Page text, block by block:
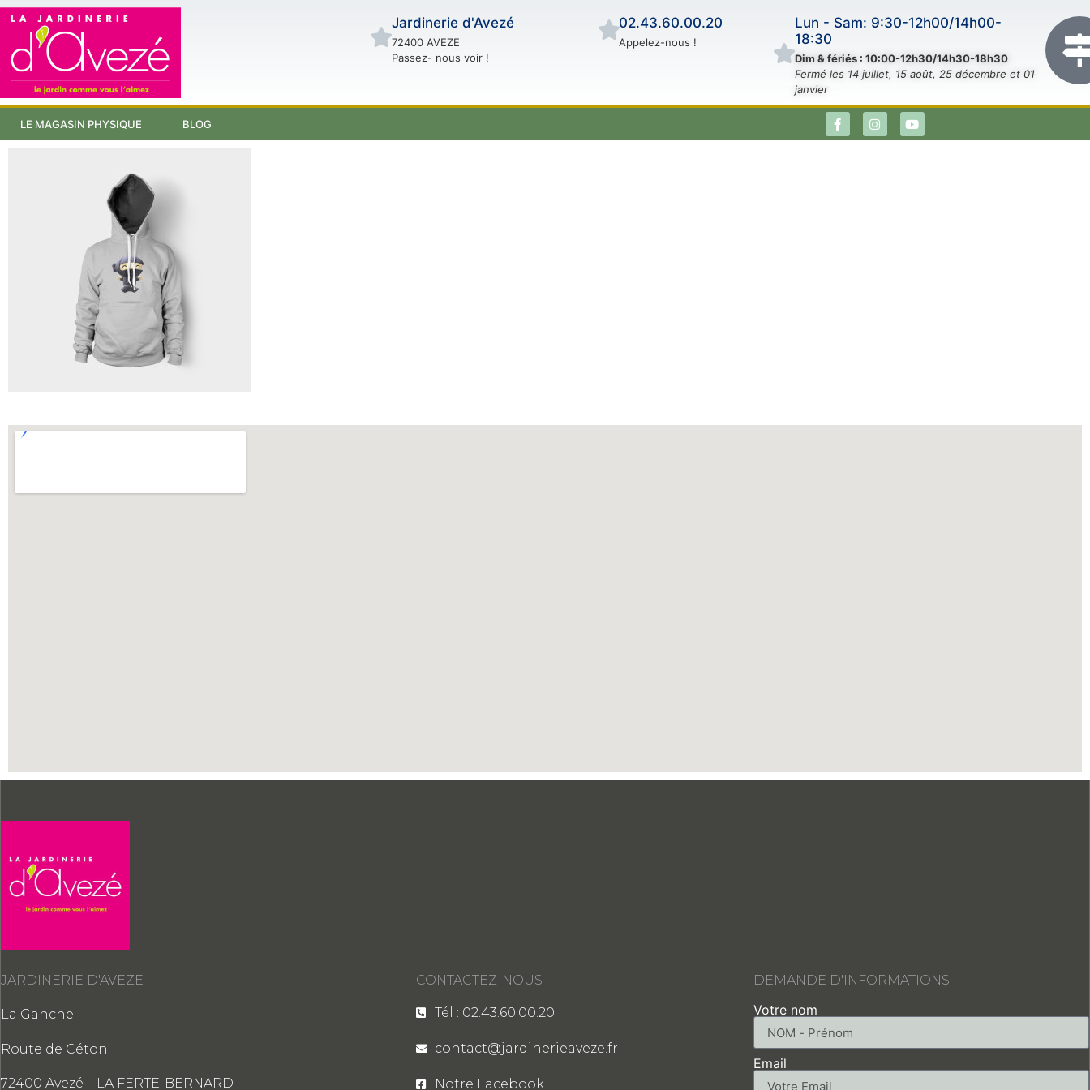
Jardinerie d'Avezé
72400 AVEZE
Passez- nous voir !
02.43.60.00.20
Appelez-nous !
Lun - Sam: 9:30-12h00/14h00-
18:30
Dim & fériés : 10:00-12h30/14h30-18h30
Fermé les 14 juillet, 15 août, 25 décembre et 01
janvier
LE MAGASIN PHYSIQUE BLOG
JARDINERIE D'AVEZE
La Ganche
Route de Céton
72400 Avezé – LA FERTE-BERNARD
CONTACTEZ-NOUS
Tél : 02.43.60.00.20
contact@jardinerieaveze.fr
Notre Facebook
DEMANDE D'INFORMATIONS
Votre nom
Email